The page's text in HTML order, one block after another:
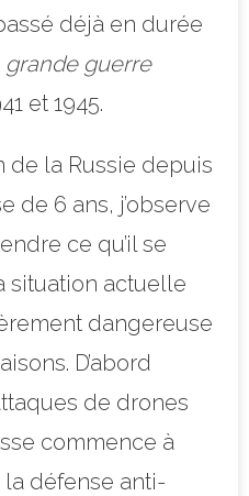
déjà en durée
grande guerre
et 1945.
de la Russie depuis
de 6 ans, j’observe
ce qu’il se
situation actuelle
dangereuse
D’abord
de drones
commence à
défense anti-